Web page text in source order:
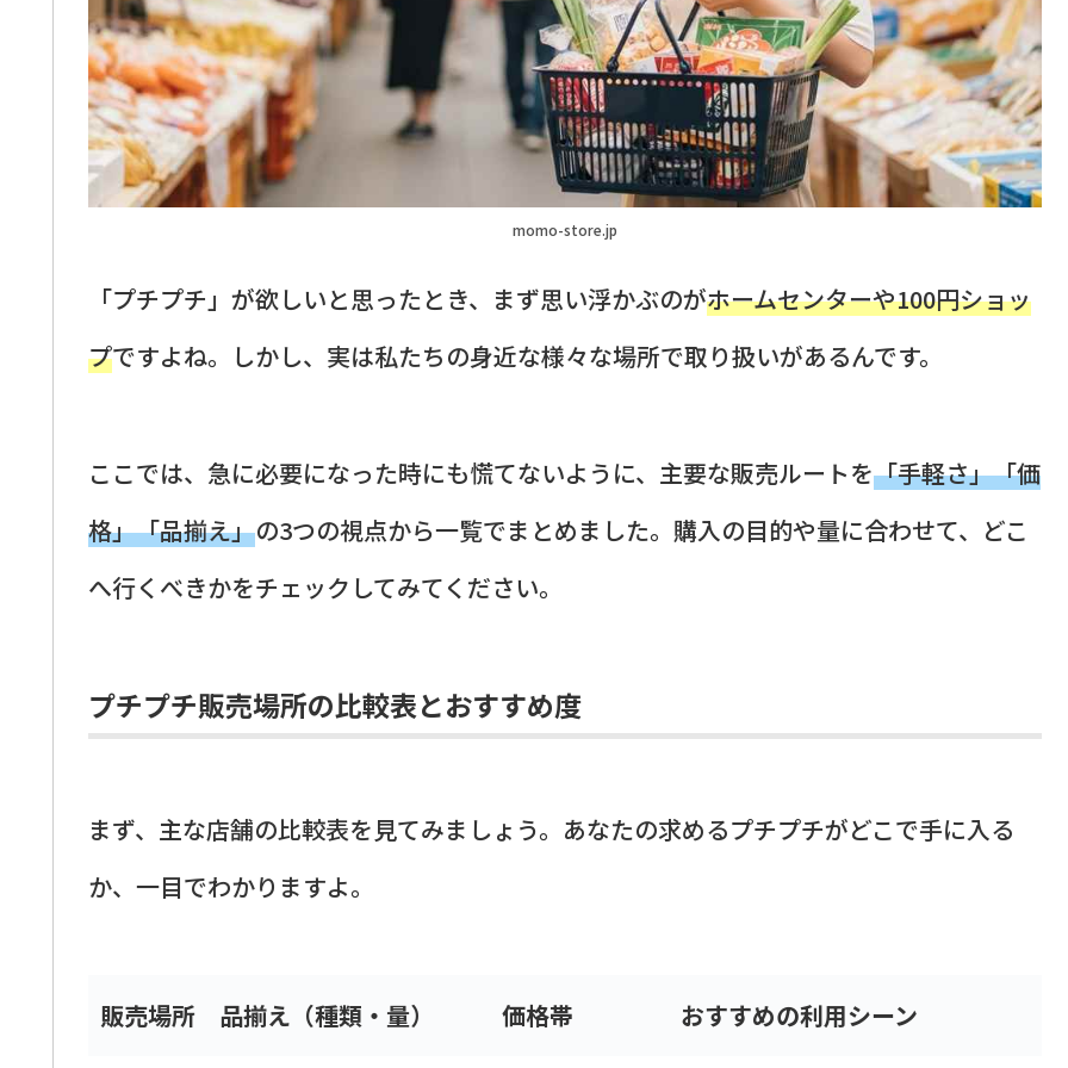
momo-store.jp
「プチプチ」が欲しいと思ったとき、まず思い浮かぶのがホームセンターや100円ショッ
プですよね。しかし、実は私たちの身近な様々な場所で取り扱いがあるんです。
ここでは、急に必要になった時にも慌てないように、主要な販売ルートを「手軽さ」「価
格」「品揃え」の3つの視点から一覧でまとめました。購入の目的や量に合わせて、どこ
へ行くべきかをチェックしてみてください。
プチプチ販売場所の比較表とおすすめ度
まず、主な店舗の比較表を見てみましょう。あなたの求めるプチプチがどこで手に入る
か、一目でわかりますよ。
販売場所 品揃え（種類・量） 価格帯 おすすめの利用シーン